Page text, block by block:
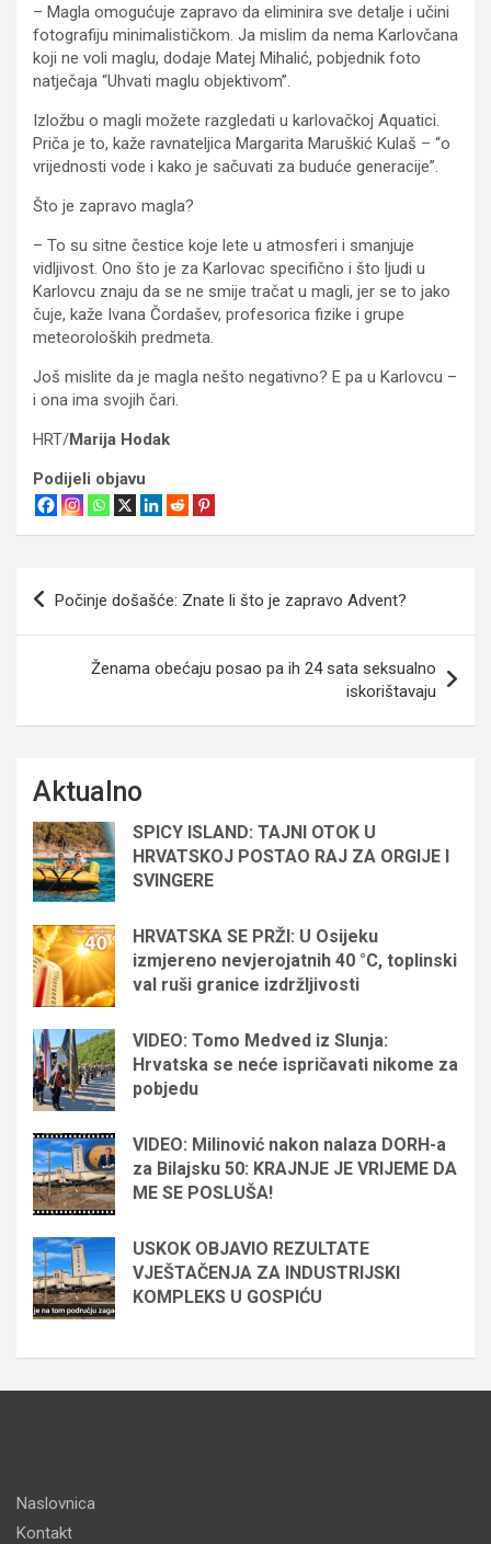
– Magla omogućuje zapravo da eliminira sve detalje i učini
fotografiju minimalističkom. Ja mislim da nema Karlovčana
koji ne voli maglu, dodaje Matej Mihalić, pobjednik foto
natječaja “Uhvati maglu objektivom”.
Izložbu o magli možete razgledati u karlovačkoj Aquatici.
Priča je to, kaže ravnateljica Margarita Maruškić Kulaš – “o
vrijednosti vode i kako je sačuvati za buduće generacije”.
Što je zapravo magla?
– To su sitne čestice koje lete u atmosferi i smanjuje
vidljivost. Ono što je za Karlovac specifično i što ljudi u
Karlovcu znaju da se ne smije tračat u magli, jer se to jako
čuje, kaže Ivana Čordašev, profesorica fizike i grupe
meteoroloških predmeta.
Još mislite da je magla nešto negativno? E pa u Karlovcu –
i ona ima svojih čari.
HRT/Marija Hodak
Podijeli objavu
Navigacija
objava
Počinje došašće: Znate li što je zapravo Advent?
Ženama obećaju posao pa ih 24 sata seksualno
iskorištavaju
Aktualno
SPICY ISLAND: TAJNI OTOK U
HRVATSKOJ POSTAO RAJ ZA ORGIJE I
SVINGERE
HRVATSKA SE PRŽI: U Osijeku
izmjereno nevjerojatnih 40 °C, toplinski
val ruši granice izdržljivosti
VIDEO: Tomo Medved iz Slunja:
Hrvatska se neće ispričavati nikome za
pobjedu
VIDEO: Milinović nakon nalaza DORH-a
za Bilajsku 50: KRAJNJE JE VRIJEME DA
ME SE POSLUŠA!
USKOK OBJAVIO REZULTATE
VJEŠTAČENJA ZA INDUSTRIJSKI
KOMPLEKS U GOSPIĆU
Naslovnica
Kontakt